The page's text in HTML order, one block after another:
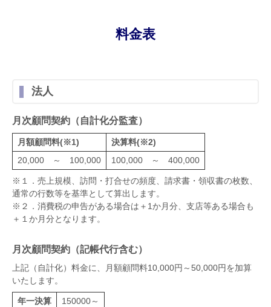
料金表
法人
月次顧問契約（自計化分監査）
月額顧問料(※1)
決算料(※2)
20,000 ～ 100,000
100,000 ～ 400,000
※１．売上規模、訪問・打合せの頻度、請求書・領収書の枚数、
通常の行数等を基準として算出します。
※２．消費税の申告がある場合は＋1か月分、支店等ある場合も
＋１か月分となります。
月次顧問契約（記帳代行含む）
上記（自計化）料金に、月額顧問料10,000円～50,000円を加算
いたします。
年一決算 150000～